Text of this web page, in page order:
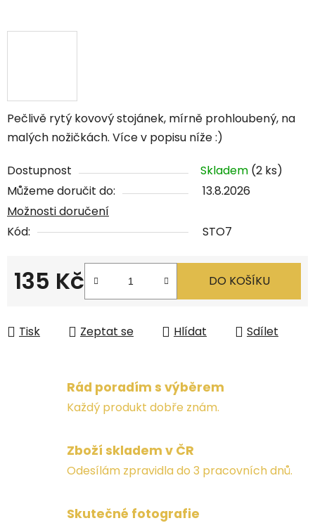
Pečlivě rytý kovový stojánek, mírně prohloubený, na
malých nožičkách. Více v popisu níže :)
Dostupnost Skladem (2 ks)
Můžeme doručit do:
13.8.2026
Možnosti doručení
Kód:
STO7
135 Kč DO KOŠÍKU
Tisk Zeptat se Hlídat Sdílet
Rád poradím s výběrem
Každý produkt dobře znám.
Zboží skladem v ČR
Odesílám zpravidla do 3 pracovních dnů.
Skutečné fotografie